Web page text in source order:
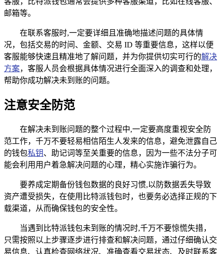
邮箱等。
在联系客服时,一定要详细且准确地描述问题的具体情
况，包括交易的时间、金额、交易 ID 等重要信息，这样以便
客服能够快速且精准地了解问题，并为你提供切实可行的解决
方案，客服人员会根据具体情况进行全面深入的调查和处理，
帮助你成功解决未到账的问题。
注意安全防范
在解决未到账问题的整个过程中,一定要高度重视安全防
范工作，千万不要轻易相信陌生人发来的信息，避免泄露自己
的钱包私钥、助记词等至关重要的信息，因为一些不法分子可
能会利用用户着急解决问题的心理，精心实施诈骗行为。
要养成定期备份钱包数据的良好习惯,以防数据丢失导致
资产遭受损失，在使用比特派钱包时，也要务必选择正规的下
载渠道，从而确保钱包的安全性。
当遇到比特派钱包未到账的情况时,千万不要惊慌失措，
只需按照以上步骤逐步进行排查和解决问题，通过仔细确认交
易信息、认真检查网络状况、准确查看交易状态、及时联系客